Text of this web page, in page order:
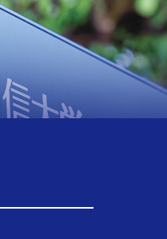
【ニュースリリース】しゃべって動く「食べられる対象」に「心」は感じられるか？ －声や行動が異なる可食ロボットへの心理的反応を動画評価で調査－